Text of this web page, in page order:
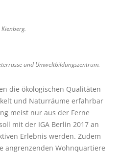
und Umweltbildungszentrum.
die ökologischen Qualitäten
und Naturräume erfahrbar
meist nur aus der Ferne
mit der IGA Berlin 2017 an
Erlebnis werden. Zudem
angrenzenden Wohnquartiere